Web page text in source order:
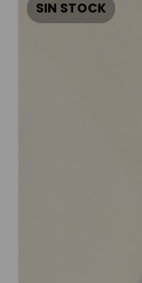
SIN STOCK